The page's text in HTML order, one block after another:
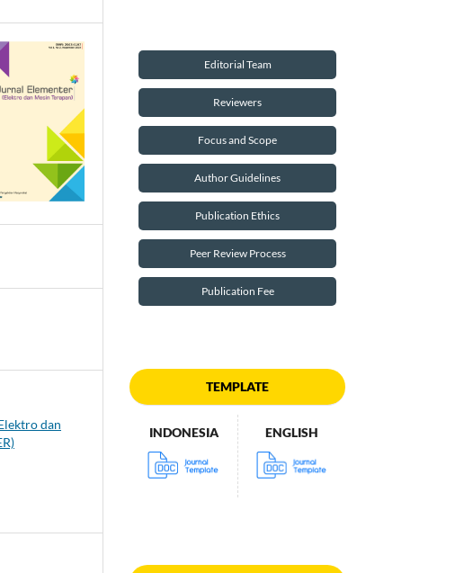
dan
Editorial Team
Reviewers
Focus and Scope
Author Guidelines
Publication Ethics
Peer Review Process
Publication Fee
TEMPLATE
INDONESIA ENGLISH